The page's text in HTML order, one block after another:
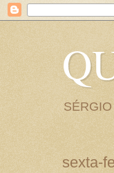
sexta-